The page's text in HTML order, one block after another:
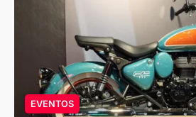
EVENTOS